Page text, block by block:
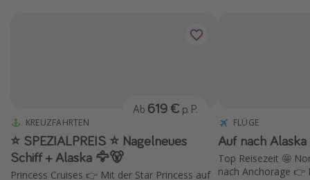
Kefalonia Urlaub
Krabi Urlaub
KREUZFAHRTEN
⭐️ SPEZIALPREIS ⭐️ Nagelneues
Schiff + Alaska 🦅🐻
Princess Cruises 👉 Mit der Star Princess auf
Ab 619 € p. P.
FLÜGE
Auf nach
Top Reisezeit 🤩
nach Anchorage 👉